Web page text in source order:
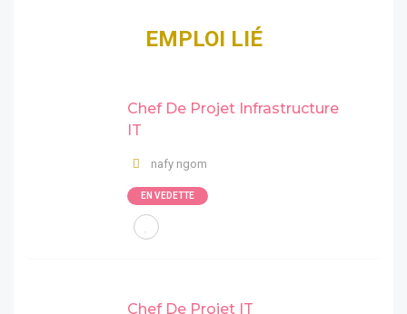
EMPLOI LIÉ
Chef De Projet Infrastructure
IT
nafy ngom
EN VEDETTE
Chef De Projet IT